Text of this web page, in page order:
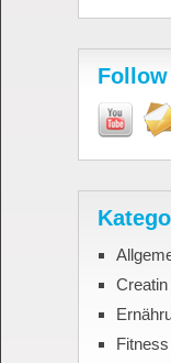
Follow
Creatin